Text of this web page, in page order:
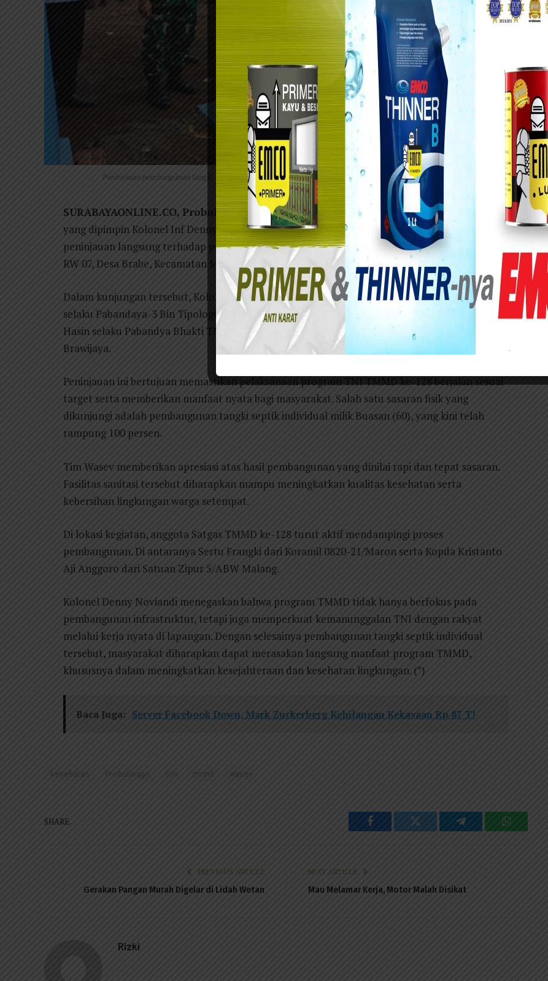
Peninjauan pembangunan tangki septik individual di Desa Brabe, Kecamatan Maron, Kabupaten Probolinggo.
SURABAYAONLINE.CO, Probolinggo
– Tim Pengawasan dan Evaluasi (Wasev) TMMD ke-128
yang dipimpin Kolonel Inf Denny Noviandi selaku Paban V/WilHanrat Sterad melakukan
peninjauan langsung terhadap pembangunan tangki septik individual di Dusun Leduk RT 17
RW 07, Desa Brabe, Kecamatan Maron, Kabupaten Probolinggo.
Dalam kunjungan tersebut, Kolonel Denny didampingi Letkol Arh Iwan Hermaya Purnawan
selaku Pabandaya-3 Bin Tipologi Wilayah Spaban V Wilhanrat Sterad serta Letkol Caj Nur
Hasin selaku Pabandya Bhakti TNI Sterdam V Brawijaya dan Pabandya Komsos Sterdam V
Brawijaya.
Peninjauan ini bertujuan memastikan pelaksanaan program TNI TMMD ke-128 berjalan sesuai
target serta memberikan manfaat nyata bagi masyarakat. Salah satu sasaran fisik yang
dikunjungi adalah pembangunan tangki septik individual milik Buasan (60), yang kini telah
rampung 100 persen.
Tim Wasev memberikan apresiasi atas hasil pembangunan yang dinilai rapi dan tepat sasaran.
Fasilitas sanitasi tersebut diharapkan mampu meningkatkan kualitas kesehatan serta
kebersihan lingkungan warga setempat.
Di lokasi kegiatan, anggota Satgas TMMD ke-128 turut aktif mendampingi proses
pembangunan. Di antaranya Sertu Frangki dari Koramil 0820-21/Maron serta Kopda Kristanto
Aji Anggoro dari Satuan Zipur 5/ABW Malang.
Kolonel Denny Noviandi menegaskan bahwa program TMMD tidak hanya berfokus pada
pembangunan infrastruktur, tetapi juga memperkuat kemanunggalan TNI dengan rakyat
melalui kerja nyata di lapangan. Dengan selesainya pembangunan tangki septik individual
tersebut, masyarakat diharapkan dapat merasakan langsung manfaat program TMMD,
khususnya dalam meningkatkan kesejahteraan dan kesehatan lingkungan. (*)
Baca Juga: Server Facebook Down, Mark Zuckerberg Kehilangan Kekayaan Rp 87 T!
kesehatan Probolinggo tim tmmd wasev
SHARE.
Facebook Twitter Telegram WhatsApp
PREVIOUS ARTICLE
Gerakan Pangan Murah Digelar di Lidah Wetan
NEXT ARTICLE
Mau Melamar Kerja, Motor Malah Disikat
Rizki